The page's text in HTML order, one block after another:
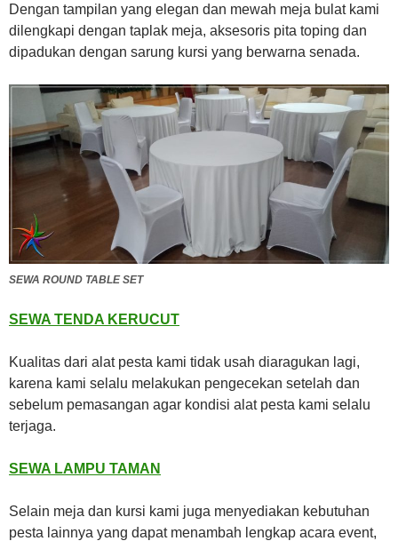
Dengan tampilan yang elegan dan mewah meja bulat kami
dilengkapi dengan taplak meja, aksesoris pita toping dan
dipadukan dengan sarung kursi yang berwarna senada.
SEWA ROUND TABLE SET
SEWA TENDA KERUCUT
Kualitas dari alat pesta kami tidak usah diaragukan lagi,
karena kami selalu melakukan pengecekan setelah dan
sebelum pemasangan agar kondisi alat pesta kami selalu
terjaga.
SEWA LAMPU TAMAN
Selain meja dan kursi kami juga menyediakan kebutuhan
pesta lainnya yang dapat menambah lengkap acara event,